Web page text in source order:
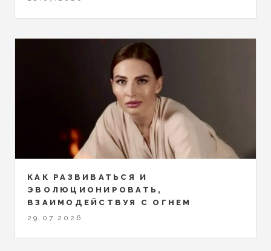
КАК РАЗВИВАТЬСЯ И
ЭВОЛЮЦИОНИРОВАТЬ,
ВЗАИМОДЕЙСТВУЯ С ОГНЕМ
29.07.2026